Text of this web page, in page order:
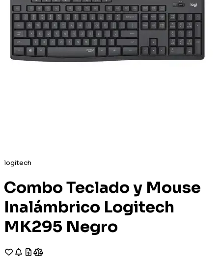
logitech
Combo Teclado y Mouse
Inalámbrico Logitech
MK295 Negro